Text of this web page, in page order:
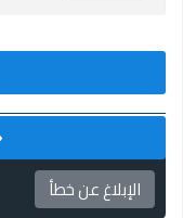
الإبلاغ عن خطأ